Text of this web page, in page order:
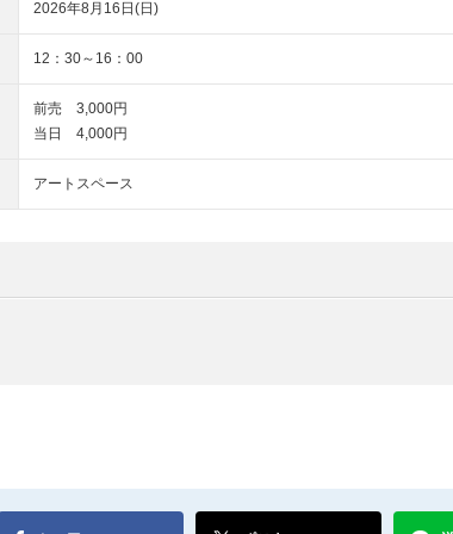
2026年8月16日(日)
12：30～16：00
前売 3,000円
当日 4,000円
アートスペース